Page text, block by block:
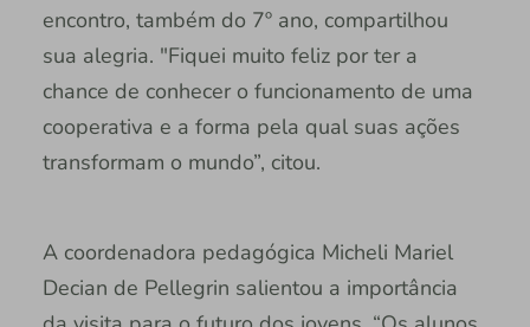
encontro, também do 7º ano, compartilhou
sua alegria. "Fiquei muito feliz por ter a
chance de conhecer o funcionamento de uma
cooperativa e a forma pela qual suas ações
transformam o mundo”, citou.
A coordenadora pedagógica Micheli Mariel
Decian de Pellegrin salientou a importância